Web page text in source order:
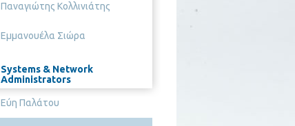
Παναγιώτης Κολλινιάτης
Εμμανουέλα Σιώρα
Systems & Network
Administrators
Εύη Παλάτου